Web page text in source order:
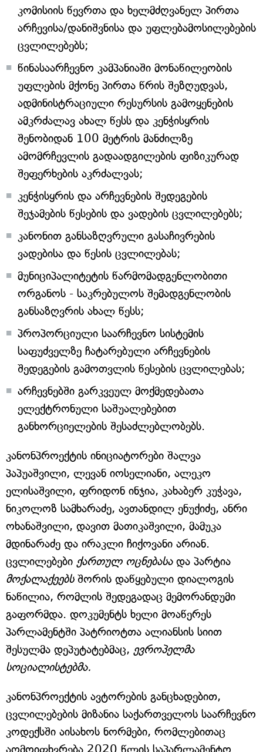
კომისიის წევრთა და ხელმძღვანელ პირთა
არჩევისა/დანიშვნისა და უფლებამოსილებების
ცვლილებებს;
წინასაარჩევნო კამპანიაში მონაწილეობის
უფლების მქონე პირთა წრის შეზღუდვას,
ადმინისტრაციული რესურსის გამოყენების
ამკრძალავ ახალ წესს და კენჭისყრის
შენობიდან 100 მეტრის მანძილზე
ამომრჩევლის გადაადგილების ფიზიკურად
შეფერხების აკრძალვას;
კენჭისყრის და არჩევნების შედეგების
შეჯამების წესების და ვადების ცვლილებებს;
კანონით განსაზღვრული გასაჩივრების
ვადებისა და წესის ცვლილებას;
მუნიციპალიტეტის წარმომადგენლობითი
ორგანოს - საკრებულოს შემადგენლობის
განსაზღვრის ახალ წესს;
პროპორციული საარჩევნო სისტემის
საფუძველზე ჩატარებული არჩევნების
შედეგების გამოთვლის წესების ცვლილებას;
არჩევნებში გარკვეულ მოქმედებათა
ელექტრონული საშუალებებით
განხორციელების შესაძლებლობებს.
კანონპროექტის ინიციატორები შალვა
პაპუაშვილი, ლევან იოსელიანი, ალეკო
ელისაშვილი, ფრიდონ ინჯია, კახაბერ კუჭავა,
ნიკოლოზ სამხარაძე, ავთანდილ ენუქიძე, ანრი
ოხანაშვილი, დავით მათიკაშვილი, მამუკა
მდინარაძე და ირაკლი ჩიქოვანი არიან.
ცვლილებები ქართულ ოცნებასადა პარტია
მოქალაქეებსშორის დაწყებული დიალოგის
ნაწილია, რომლის შედეგადაც მემორანდუმი
გაფორმდა. დოკუმენტს ხელი მოაწერეს
პარლამენტში პატრიოტთა ალიანსის სიით
შესულმა დეპუტატებმაც, ევროპელმა
სოციალისტებმა.
კანონპროექტის ავტორების განცხადებით,
ცვლილებების მიზანია საქართველოს საარჩევნო
კოდექსში აისახოს ნორმები, რომლებითაც